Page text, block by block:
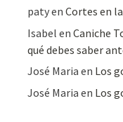
patyenCortes en
Isabel enCaniche
qué debes saber
José Maria en Los
José Maria en Los